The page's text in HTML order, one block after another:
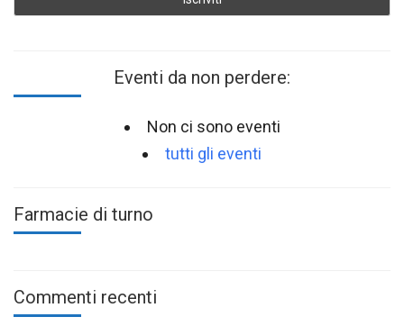
Eventi da non perdere:
Non ci sono eventi
tutti gli eventi
Farmacie di turno
Commenti recenti